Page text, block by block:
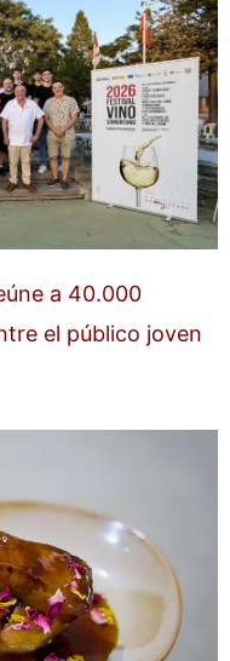
a 40.000
el público joven